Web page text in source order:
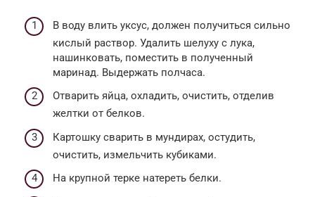
В воду влить уксус, должен получиться сильно
кислый раствор. Удалить шелуху с лука,
нашинковать, поместить в полученный
маринад. Выдержать полчаса.
Отварить яйца, охладить, очистить, отделив
желтки от белков.
Картошку сварить в мундирах, остудить,
очистить, измельчить кубиками.
На крупной терке натереть белки.